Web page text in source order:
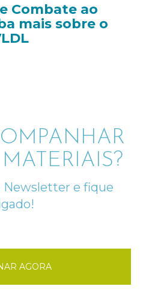
Combate ao
mais sobre o
Newsletter e fique
AGORA